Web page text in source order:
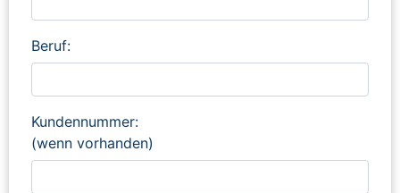
Beruf:
Kundennummer:
(wenn vorhanden)